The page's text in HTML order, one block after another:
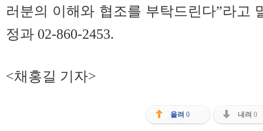
러분의 이해와 협조를 부탁드린다”라고
정과 02-860-2453.
<채홍길 기자>
올려 0 내려 0